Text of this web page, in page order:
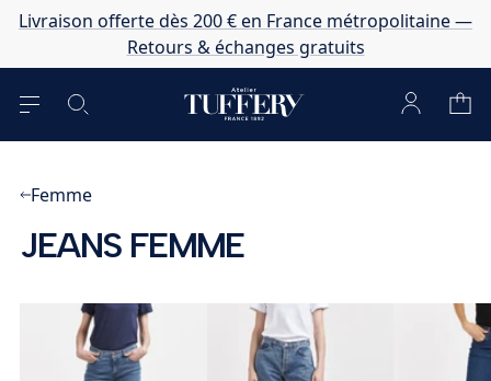
Livraison offerte dès 200 € en France métropolitaine —
Retours & échanges gratuits
Femme
JEANS FEMME